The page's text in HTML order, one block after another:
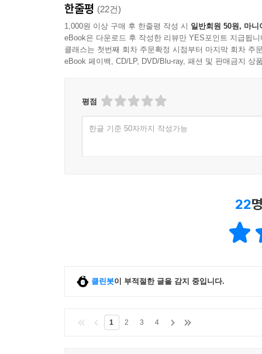
한줄평 (22건)
1,000원 이상 구매 후 한줄평 작성 시 일반회원 50원, 마니
eBook은 다운로드 후 작성한 리뷰만 YES포인트 지급됩니
클래스는 첫번째 회차 주문확정 시점부터 마지막 회차 주
eBook 페이백, CD/LP, DVD/Blu-ray, 패션 및 판매금지 상
평점
한글 기준 50자까지 작성가능
22
클린봇이 부적절한 글을 감지 중입니다.
1 2 3 4